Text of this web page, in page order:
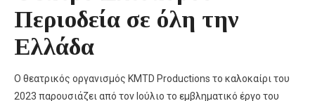
Περιοδεία σε όλη την
Ελλάδα
Ο θεατρικός οργανισμός KMTD Productions το καλοκαίρι του
2023 παρουσιάζει από τον Ιούλιο το εμβληματικό έργο του